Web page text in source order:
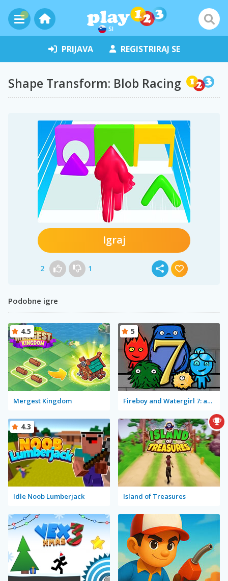
SI
PRIJAVA REGISTRIRAJ SE
Shape Transform: Blob Racing
Igraj
2 1
Podobne igre
Mergest Kingdom
4.5
Fireboy and Watergirl 7: and Friends
5
Idle Noob Lumberjack
4.3
Island of Treasures